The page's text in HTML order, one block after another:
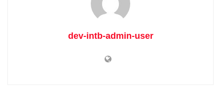
dev-intb-admin-user